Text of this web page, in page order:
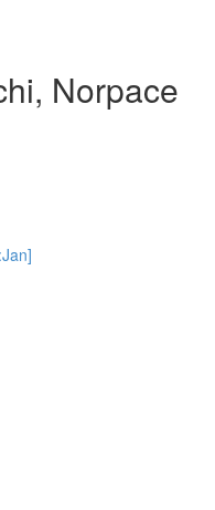
Norpace